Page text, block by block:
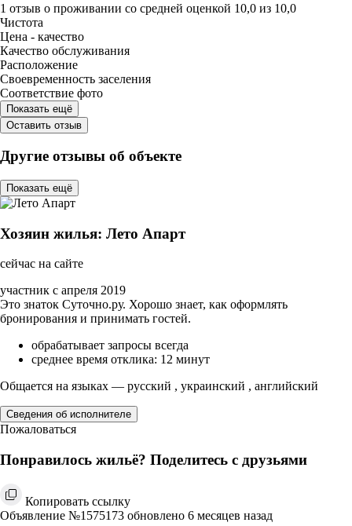
1 отзыв о проживании со средней оценкой 10,0 из 10,0
Чистота
Цена - качество
Качество обслуживания
Расположение
Своевременность заселения
Соответствие фото
Показать ещё
Оставить отзыв
Другие отзывы об объекте
Показать ещё
Хозяин жилья: Лето Апарт
сейчас на сайте
участник с апреля 2019
Это знаток Суточно.ру. Хорошо знает, как оформлять
бронирования и принимать гостей.
обрабатывает запросы всегда
среднее время отклика: 12 минут
Общается на языках — русский , украинский , английский
Сведения об исполнителе
Пожаловаться
Понравилось жильё? Поделитесь с друзьями
Копировать ссылку
Объявление №1575173 обновлено 6 месяцев назад